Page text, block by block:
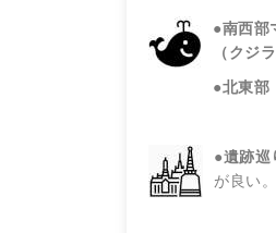
●南西部
（クジ
●北東部
●遺跡巡
が良い